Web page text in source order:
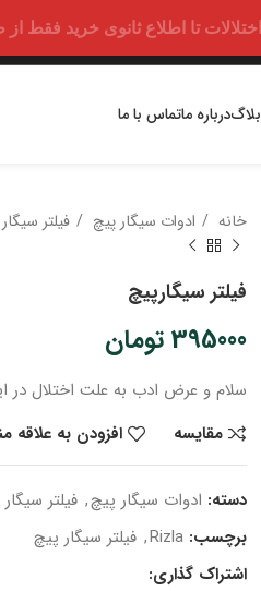
ثانوی خرید فقط از طریق پیامک شماره
درباره ماتماس با ما
خانه ادوات سیگار پیچ فیلتر
فیلتر سیگارپیچ
395000 تومان
سلام و عرض ادب به علت اختلال در
مقایسه
افزودن به علاقه
دسته: ادوات سیگار پیچ, فیلتر
برچسب: Rizla
, فیلتر سیگار پیچ
اشتراک گذاری: